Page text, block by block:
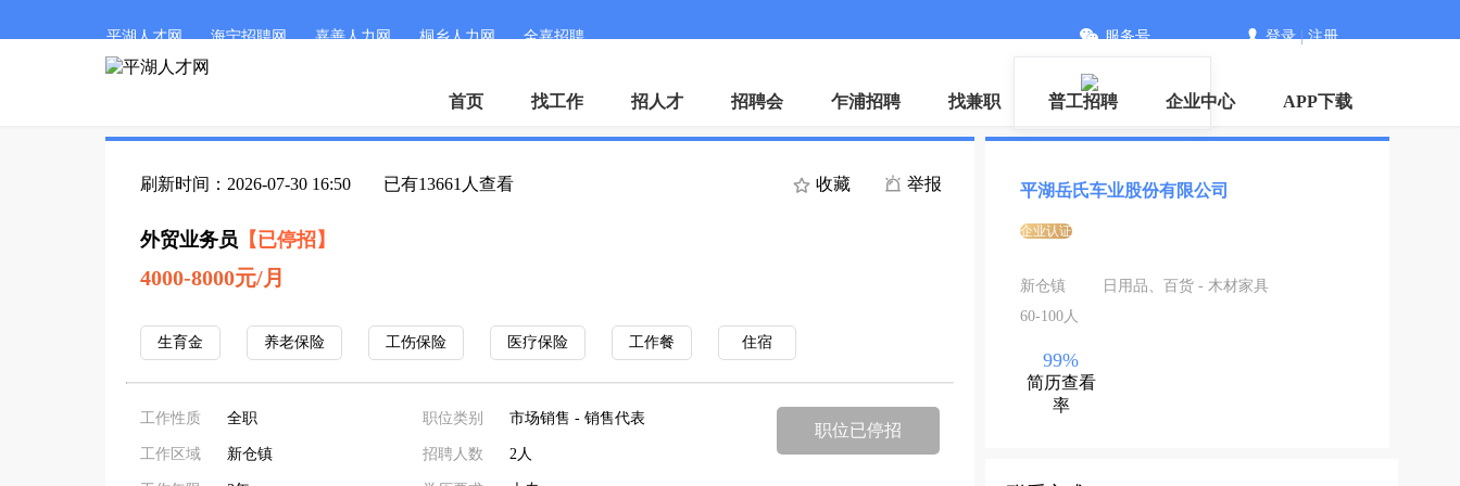
平湖人才网 海宁招聘网 嘉善人力网 桐乡人力网 全嘉招聘
微信
服务号 登录|注册
首页 找工作 招人才 招聘会 乍浦招聘 找兼职 普工招聘 企业中心 APP下载
刷新时间：2026-07-30 16:50 已有13661人查看 收藏 举报
外贸业务员 【已停招】
4000-8000元/月
生育金 养老保险 工伤保险 医疗保险 工作餐 住宿
工作性质 全职
工作区域 新仓镇
职位类别 市场销售 - 销售代表
招聘人数 2人
职位已停招
平湖岳氏车业股份有限公司
企业认证
新仓镇
日用品、百货 - 木材家具
60-100人
99%
简历查看
率